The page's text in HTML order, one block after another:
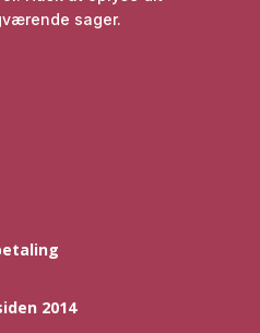
sager.
2014